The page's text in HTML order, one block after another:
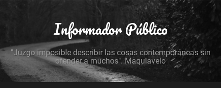
Informador Público
"Juzgo imposible describir las cosas contemporáneas sin
ofender a muchos". Maquiavelo